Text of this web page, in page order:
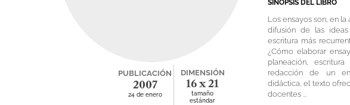
PUBLICACIÓN
2007
24 de enero
DIMENSIÓN
16 x 21
tamaño
estándar
SINOPSIS DEL LIBRO
Los ensayos son, en
difusión de las
escritura más
¿Cómo elaborar
planeación,
redacción de un
didáctica, el texto
docentes ...